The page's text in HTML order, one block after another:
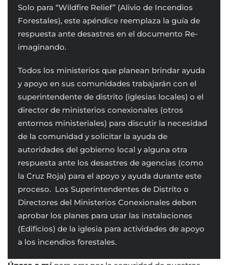
Solo para “Wildfire Relief” (Alivio de Incendios
Forestales), este apéndice reemplaza la guía de
respuesta ante desastres en el documento Re-
imaginando.
Todos los ministerios que planean brindar ayuda
y apoyo en sus comunidades trabajarán con el
superintendente de distrito (iglesias locales) o el
director de ministerios conexionales (otros
entornos ministeriales) para discutir la necesidad
de la comunidad y solicitar la ayuda de
autoridades del gobierno local y alguna otra
respuesta ante los desastres de agencias (como
la Cruz Roja) para el apoyo y ayuda durante este
proceso. Los Superintendentes de Distrito o
Directores del Ministerios Conexionales deben
aprobar los planes para usar las instalaciones
(Edificios) de la iglesia para actividades de apoyo
a los incendios forestales.